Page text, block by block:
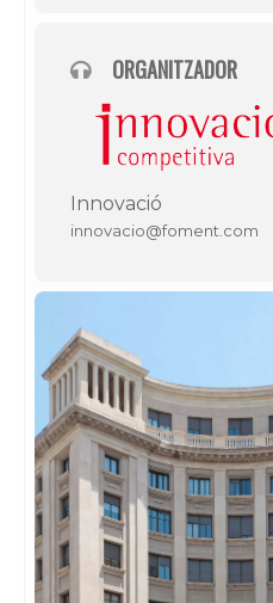
ORGANITZADOR
Innovació
innovacio@foment.com